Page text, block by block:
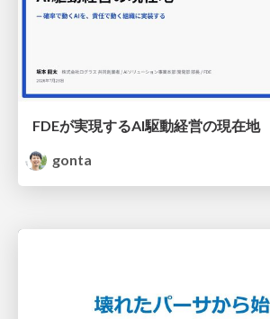
FDEが実現するAI駆動経営の現在地
gonta